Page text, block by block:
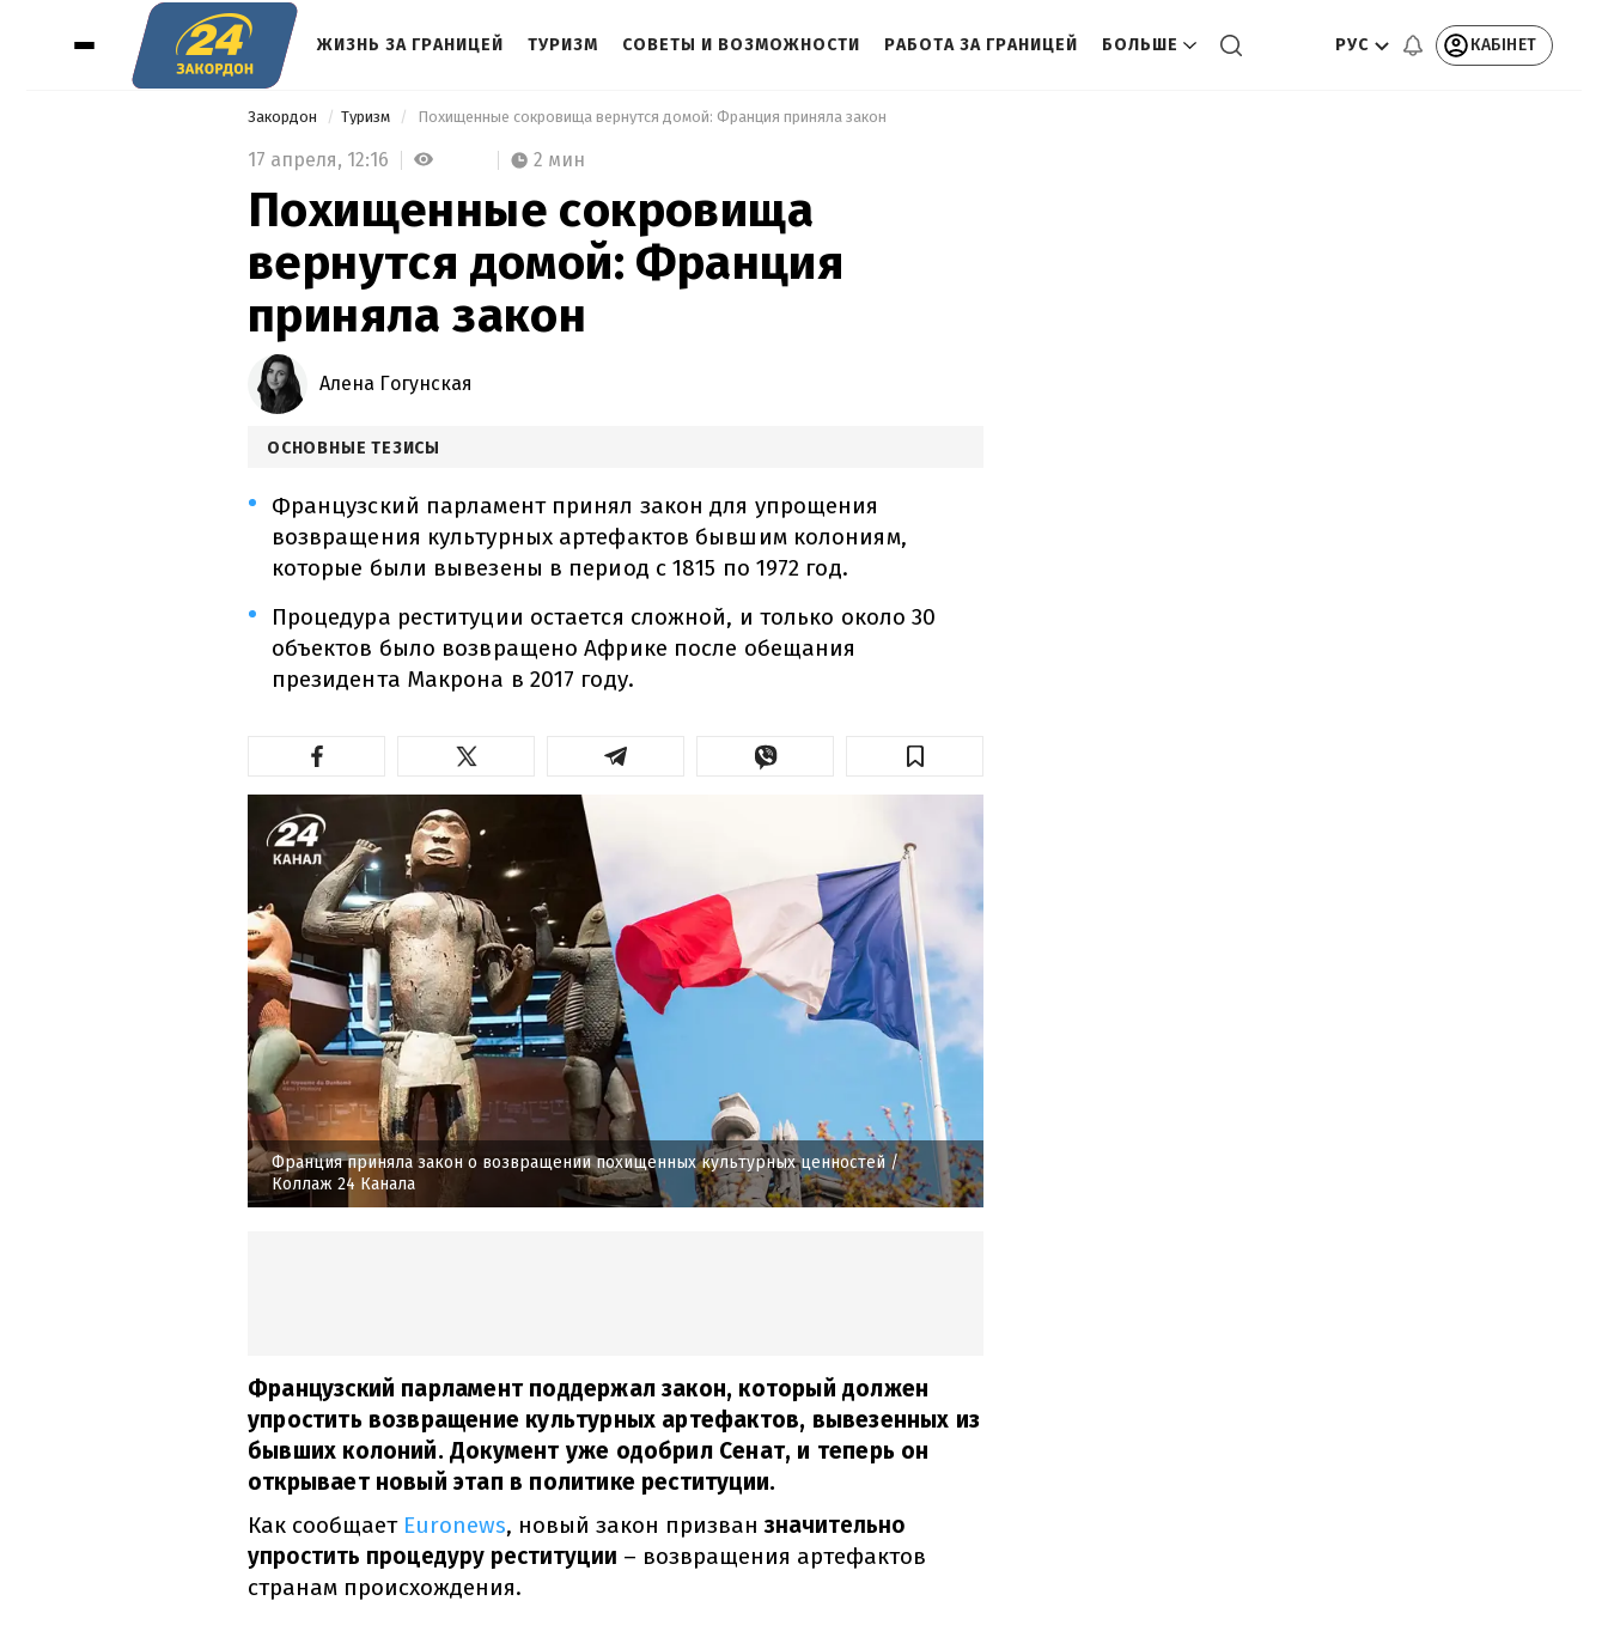
ЖИЗНЬ ЗА ГРАНИЦЕЙ ТУРИЗМ СОВЕТЫ И ВОЗМОЖНОСТИ РАБОТА ЗА ГРАНИЦЕЙ БОЛЬШЕ РУС КАБІНЕТ
Закордон Туризм Похищенные сокровища вернутся домой: Франция приняла закон
17 апреля, 12:16 2 мин
Похищенные сокровища
вернутся домой: Франция
приняла закон
Алена Гогунская
ОСНОВНЫЕ ТЕЗИСЫ
Французский парламент принял закон для упрощения
возвращения культурных артефактов бывшим колониям,
которые были вывезены в период с 1815 по 1972 год.
Процедура реституции остается сложной, и только около 30
объектов было возвращено Африке после обещания
президента Макрона в 2017 году.
Франция приняла закон о возвращении похищенных культурных ценностей /
Коллаж 24 Канала
Французский парламент поддержал закон, который должен
упростить возвращение культурных артефактов, вывезенных из
бывших колоний. Документ уже одобрил Сенат, и теперь он
открывает новый этап в политике реституции.
Как сообщает Euronews, новый закон призванзначительно
упростить процедуру реституции – возвращения артефактов
странам происхождения.